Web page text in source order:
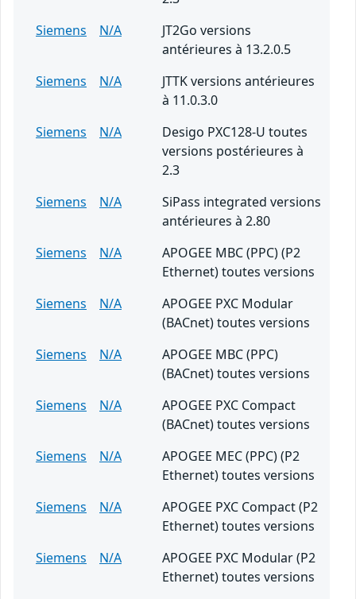
Siemens
N/A
JT2Go versions
antérieures à 13.2.0.5
Siemens
N/A
JTTK versions antérieures
à 11.0.3.0
Siemens
N/A
Desigo PXC128-U toutes
versions postérieures à
2.3
Siemens
N/A
SiPass integrated versions
antérieures à 2.80
Siemens
N/A
APOGEE MBC (PPC) (P2
Ethernet) toutes versions
Siemens
N/A
APOGEE PXC Modular
(BACnet) toutes versions
Siemens
N/A
APOGEE MBC (PPC)
(BACnet) toutes versions
Siemens
N/A
APOGEE PXC Compact
(BACnet) toutes versions
Siemens
N/A
APOGEE MEC (PPC) (P2
Ethernet) toutes versions
Siemens
N/A
APOGEE PXC Compact (P2
Ethernet) toutes versions
Siemens
N/A
APOGEE PXC Modular (P2
Ethernet) toutes versions